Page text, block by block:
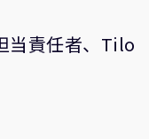
当責任者、Tilo